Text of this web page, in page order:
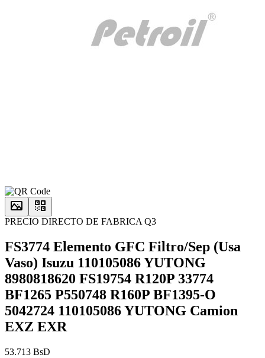
PRECIO DIRECTO DE FABRICA Q3
FS3774 Elemento GFC Filtro/Sep (Usa
Vaso) Isuzu 110105086 YUTONG
8980818620 FS19754 R120P 33774
BF1265 P550748 R160P BF1395-O
5042724 110105086 YUTONG Camion
EXZ EXR
53.713 BsD